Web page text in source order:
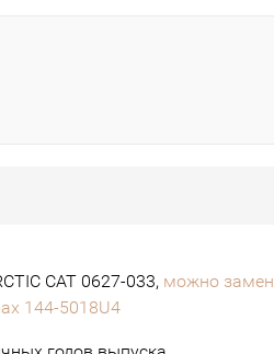
CAT 0627-033, можно
144-5018U4